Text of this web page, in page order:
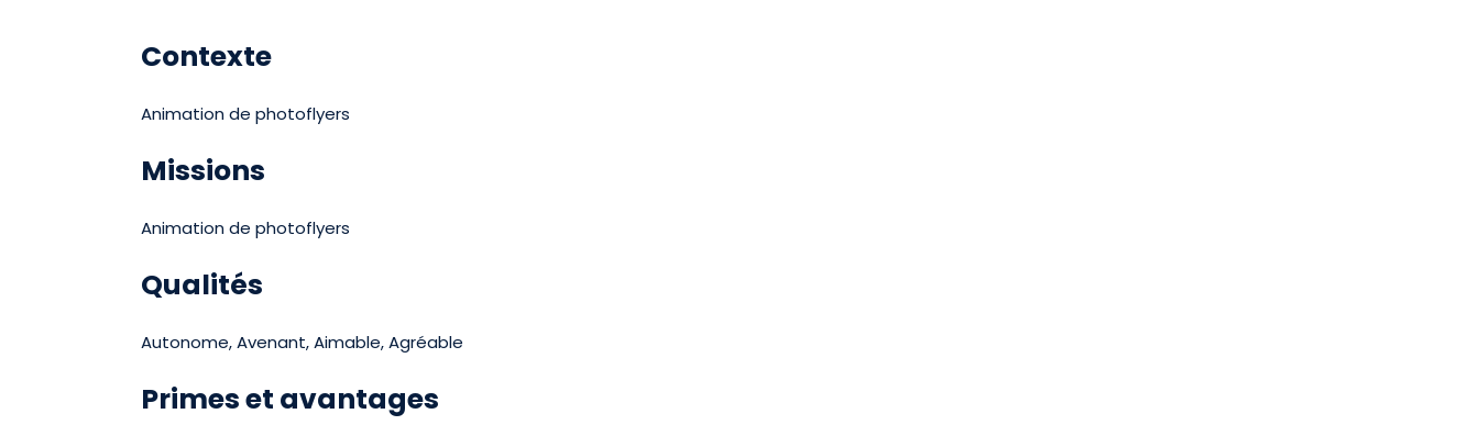
Contexte
Animation de photoflyers
Missions
Animation de photoflyers
Qualités
Autonome, Avenant, Aimable, Agréable
Primes et avantages